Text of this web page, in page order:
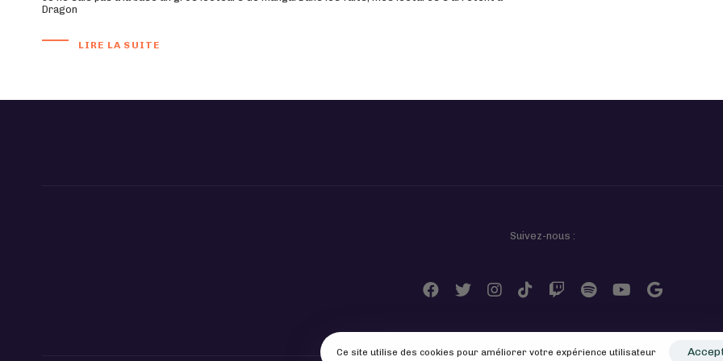
Dragon
LIRE LA SUITE
Suivez-nous :
Ce site utilise des cookies pour améliorer votre expérience utilisateur